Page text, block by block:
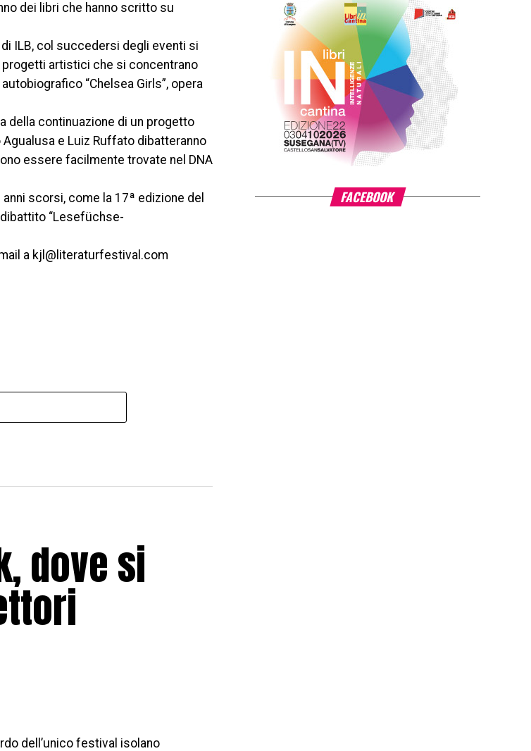
dei libri che hanno scritto su
ILB, col succedersi degli eventi si
artistici che si concentrano
“Chelsea Girls”, opera
della continuazione di un progetto
e Luiz Ruffato dibatteranno
essere facilmente trovate nel DNA
scorsi, come la 17ª edizione del
dibattito “Lesefüchse-
a kjl@literaturfestival.com
dove si
dell’unico festival isolano
FACEBOOK